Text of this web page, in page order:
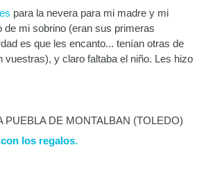
para la nevera para mi madre y mi
de mi sobrino (eran sus primeras
es que les encanto... tenían otras de
vuestras), y claro faltaba el niño. Les hizo
PUEBLA DE MONTALBAN (TOLEDO)
los regalos.